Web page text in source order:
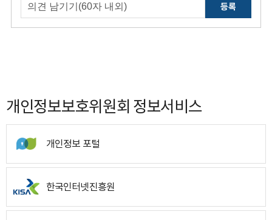
등록
개인정보보호위원회 정보서비스
개인정보 포털
한국인터넷진흥원